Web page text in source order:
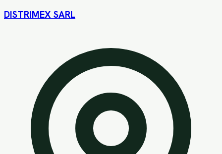
DISTRIMEX SARL